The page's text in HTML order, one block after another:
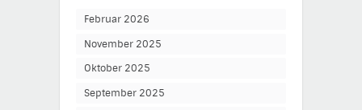
Februar 2026
November 2025
Oktober 2025
September 2025